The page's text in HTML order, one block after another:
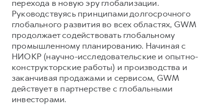
от 2 899 000 ₽ от 3 599 000 ₽
POER
от 3 449 000 ₽
КОРПОРАТИВНЫМ КЛИЕНТАМ
Для малого бизнеса
Корпоративным клиентам
Крупным корпоративным клиентам
Система управления автопарком
Сервис для корпоративных клиентов
GWM Безопасность
Гарантия HAVAL
Мобильное приложение GWM
Программа «HAVAL Защита+»
Руководства по эксплуатации
Подписки
перехода в новую эру глобализации.
Руководствуясь принципами долгосрочного
глобального развития во всех областях, GWM
продолжает содействовать глобальному
промышленному планированию. Начиная с
НИОКР (научно-исследовательские и опытно-
конструкторские работы) и производства и
заканчивая продажами и сервисом, GWM
действует в партнерстве с глобальными
инвесторами.